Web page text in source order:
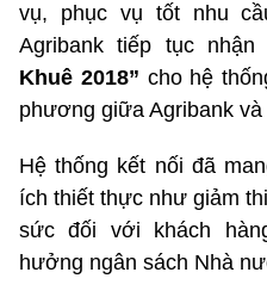
vụ, phục vụ tốt nhu
Agribank tiếp tục
Khuê 2018” cho hệ
phương giữa Agribank
Hệ thống kết nối đã
ích thiết thực như giảm
sức đối với khách
hưởng ngân sách Nhà